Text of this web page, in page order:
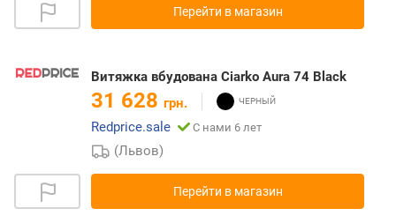
Перейти в магазин
Витяжка вбудована Ciarko Aura 74 Black
31 628 грн.
Redprice.sale
С нами 6 лет
(Львов)
Перейти в магазин